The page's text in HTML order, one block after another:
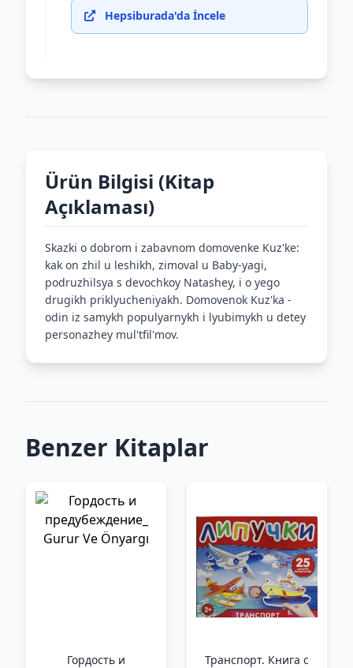
Hepsiburada'da İncele
Ürün Bilgisi (Kitap
Açıklaması)
Skazki o dobrom i zabavnom domovenke Kuz'ke:
kak on zhil u leshikh, zimoval u Baby-yagi,
podruzhilsya s devochkoy Natashey, i o yego
drugikh priklyucheniyakh. Domovenok Kuz'ka -
odin iz samykh populyarnykh i lyubimykh u detey
personazhey mul'tfil'mov.
Benzer Kitaplar
Гордость и Транспорт. Книга с